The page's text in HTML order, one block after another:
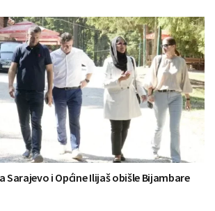
Sarajevo i Općine Ilijaš obišle Bijambare